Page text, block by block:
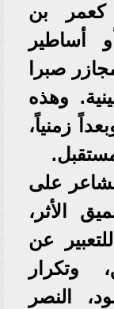
كعمر بن
أساطير
صبرا
وهذه
زمنياً،
على
الأثر،
عن
وتكرار
النصر